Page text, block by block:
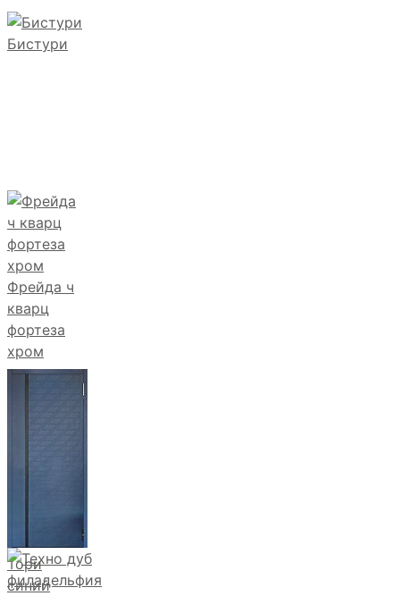
Бистури
Фрейда ч
кварц
фортеза
хром
Тори
синий